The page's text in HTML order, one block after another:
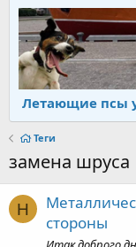
Летающие псы
Теги
замена шруса
H
стороны